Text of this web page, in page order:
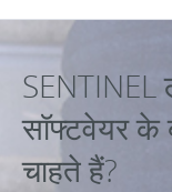
SENTINEL
सॉफ्टवेयर के
चाहते हैं?